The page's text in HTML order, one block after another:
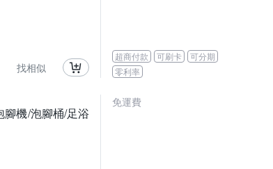
找相似
超商付款 可刷卡
可分期
零利率
腳機/泡腳桶/足浴
免運費